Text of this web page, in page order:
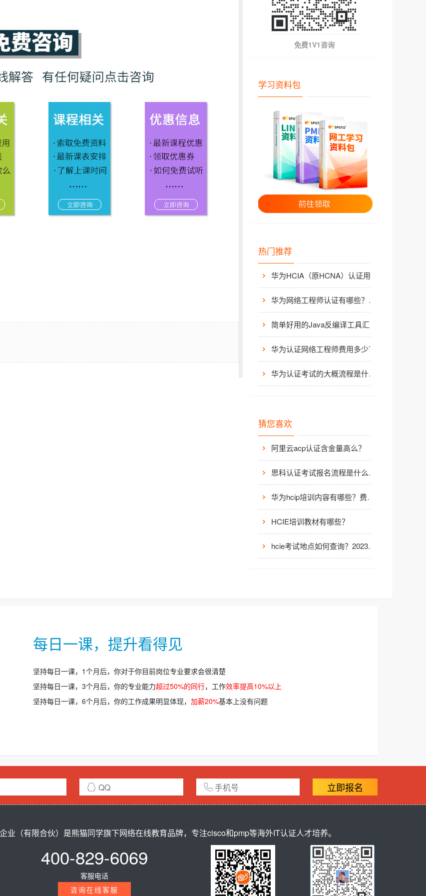
免费1V1咨询
学习资料包
热门推荐
华为网络工程师认证有哪些？值不值得考？
简单好用的Java反编译工具汇总
华为认证网络工程师费用多少？
华为认证考试的大概流程是什么样的？
猜您喜欢
阿里云acp认证含金量高么？
思科认证考试报名流程是什么？思科认证考试信息大全
华为hcip培训内容有哪些？费用是多少？
HCIE培训教材有哪些？
hcie考试地点如何查询？2023年最新hcie培训考试费用多少？
每日一课，提升看得见
坚持每日一课，1个月后，你对于你目前岗位专业要求会很清楚
坚持每日一课，3个月后，你的专业能力超过50%的同行，工作效率提高10%以上
坚持每日一课，6个月后，你的工作成果明显体现， 加薪20%基本上没有问题
立即报名
业（有限合伙）是熊猫同学旗下网络在线教育品牌，专注cisco和pmp等海外IT认证人才培养。
400-829-6069
客服电话
咨询在线客服